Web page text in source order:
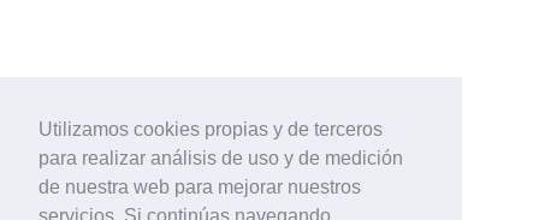
Utilizamos cookies propias y de terceros
para realizar análisis de uso y de medición
de nuestra web para mejorar nuestros